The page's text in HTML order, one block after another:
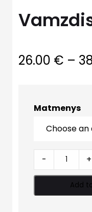
26.00 € –
Matmenys
Vamzdis
50cm
- +
Add